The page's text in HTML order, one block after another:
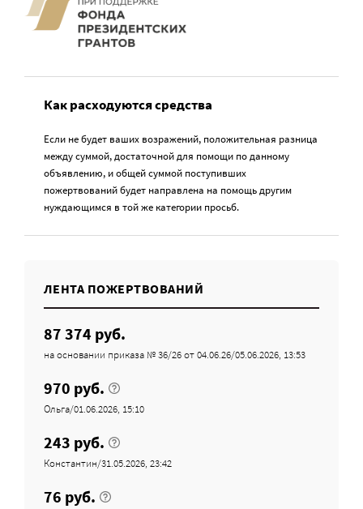
Как расходуются средства
Если не будет ваших возражений, положительная разница
между суммой, достаточной для помощи по данному
объявлению, и общей суммой поступивших
пожертвований будет направлена на помощь другим
нуждающимся в той же категории просьб.
ЛЕНТА ПОЖЕРТВОВАНИЙ
87 374 руб.
на основании приказа № 36/26 от 04.06.26/05.06.2026, 13:53
970 руб.
Ольга/01.06.2026, 15:10
243 руб.
Константин/31.05.2026, 23:42
76 руб.